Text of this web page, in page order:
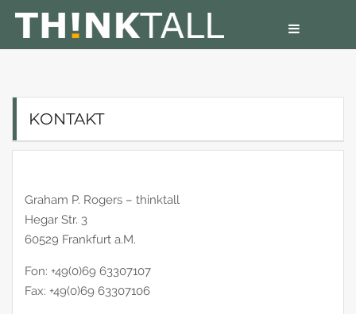
content
KONTAKT
Graham P. Rogers – thinktall
Hegar Str. 3
60529 Frankfurt a.M.
Fon: +49(0)69 63307107
Fax: +49(0)69 63307106